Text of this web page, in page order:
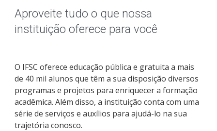
Calendário Acadêmico
Intercâmbio Estudantil
Documentos Úteis
Oportunidades
Aproveite tudo o que nossa
instituição oferece para você
O IFSC oferece educação pública e gratuita a mais
de 40 mil alunos que têm a sua disposição diversos
programas e projetos para enriquecer a formação
acadêmica. Além disso, a instituição conta com uma
série de serviços e auxílios para ajudá-lo na sua
trajetória conosco.